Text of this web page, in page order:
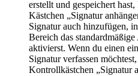
erstellt und gespeichert
Kästchen „Signatur
Signatur auch hinzufügen,
Bereich das
aktivierst. Wenn du einen
Signatur verfassen
Kontrollkästchen „Signatur